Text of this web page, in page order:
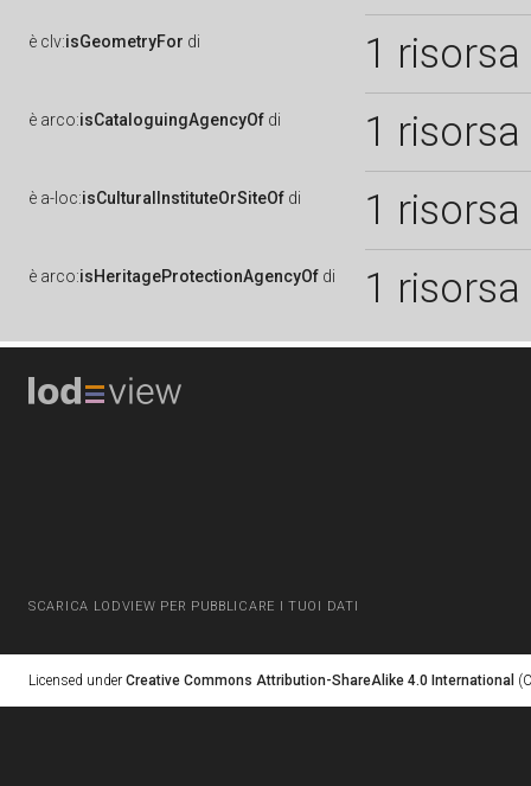
è clv:isGeometryFor di 1 risorsa
è arco:isCataloguingAgencyOf di 1 risorsa
è a-loc:isCulturalInstituteOrSiteOf di 1 risorsa
è arco:isHeritageProtectionAgencyOf di 1 risorsa
SCARICA LODVIEW PER PUBBLICARE I TUOI DATI
Licensed under Creative Commons Attribution-ShareAlike 4.0 International